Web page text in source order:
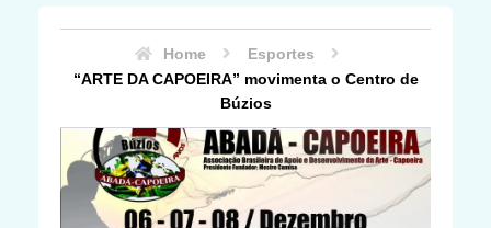
Home
Esportes
“ARTE DA CAPOEIRA” movimenta o Centro de
Búzios